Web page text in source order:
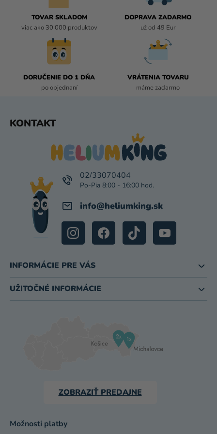
TOVAR SKLADOM
viac ako 30 000 produktov
DOPRAVA ZADARMO
už od 49 Eur
DORUČENIE DO 1 DŇA
po objednaní
VRÁTENIA TOVARU
máme zadarmo
KONTAKT
info@heliumking.sk
02/33070404
INFORMÁCIE PRE VÁS
UŽITOČNÉ INFORMÁCIE
ZOBRAZIŤ PREDAJNE
Možnosti platby